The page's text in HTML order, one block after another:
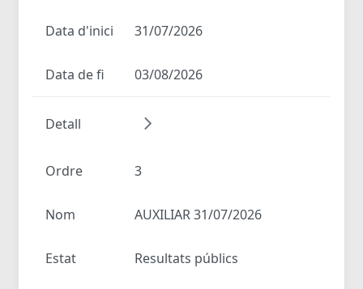
Data d'inici 31/07/2026
Data de fi 03/08/2026
Detall
Ordre 3
Nom AUXILIAR 31/07/2026
Estat Resultats públics